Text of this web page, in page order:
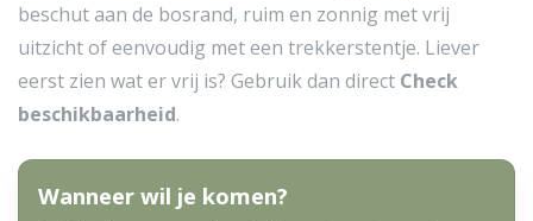
beschut aan de bosrand, ruim en zonnig met vrij
uitzicht of eenvoudig met een trekkerstentje. Liever
eerst zien wat er vrij is? Gebruik dan direct Check
beschikbaarheid.
Wanneer wil je komen?